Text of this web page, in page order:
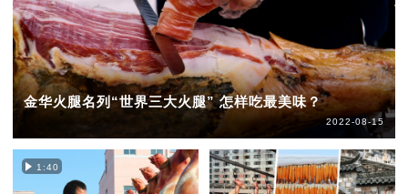
金华火腿名列“世界三大火腿” 怎样吃最美味？
2022-08-15
1:40